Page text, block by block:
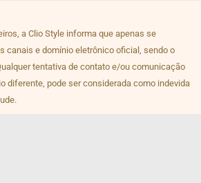
a Clio Style informa que apenas se
canais e domínio eletrônico oficial, sendo o
tentativa de contato e/ou comunicação
diferente, pode ser considerada como indevida